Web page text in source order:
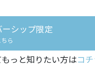
シップ限定
ら
っと知りたい方はコチ